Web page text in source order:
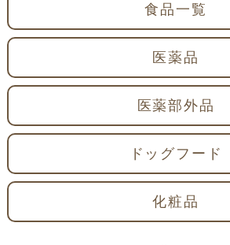
食品一覧
医薬品
医薬部外品
ドッグフード
化粧品